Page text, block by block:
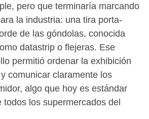
pero que terminaría marcando
la industria: una tira porta-
de las góndolas, conocida
datastrip o flejeras. Ese
permitió ordenar la exhibición
comunicar claramente los
algo que hoy es estándar
todos los supermercados del